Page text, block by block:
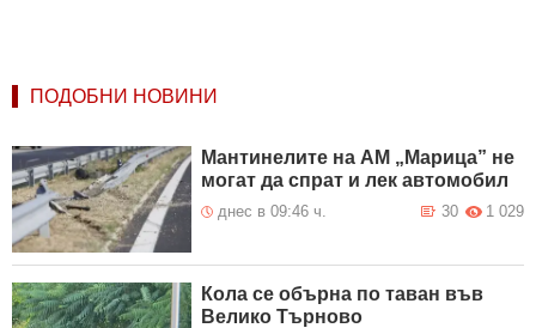
ПОДОБНИ НОВИНИ
Мантинелите на АМ „Марица” не
могат да спрат и лек автомобил
днес в 09:46 ч. 1 029
30
Кола се обърна по таван във
Велико Търново